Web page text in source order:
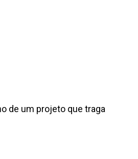
de um projeto que traga